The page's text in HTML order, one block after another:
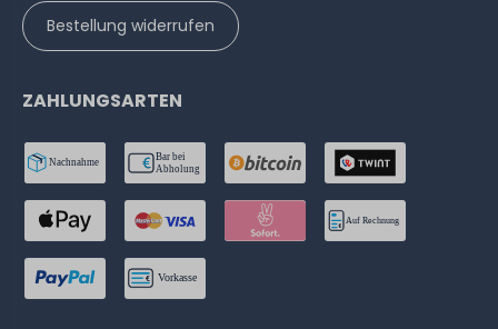
Bestellung widerrufen
ZAHLUNGSARTEN